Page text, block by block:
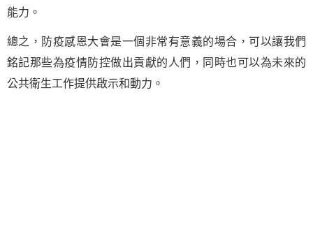
能力。
總之，防疫感恩大會是一個非常有意義的場合，可以讓我們
銘記那些為疫情防控做出貢獻的人們，同時也可以為未來的
公共衛生工作提供啟示和動力。